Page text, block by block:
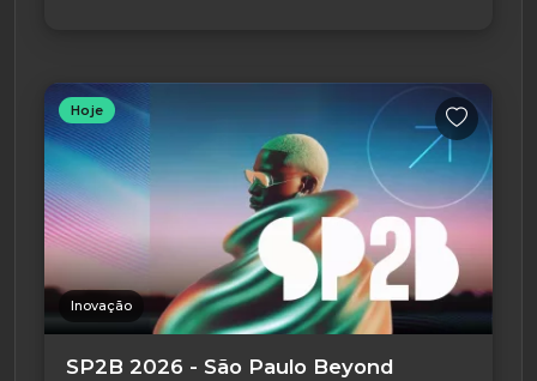
Hoje
Inovação
SP2B 2026 - São Paulo Beyond